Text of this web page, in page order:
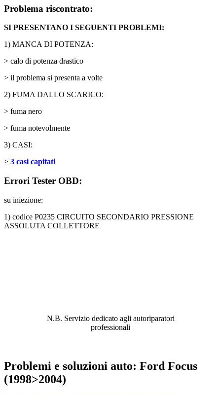
Problema riscontrato:
SI PRESENTANO I SEGUENTI PROBLEMI:
1) MANCA DI POTENZA:
> calo di potenza drastico
> il problema si presenta a volte
2) FUMA DALLO SCARICO:
> fuma nero
> fuma notevolmente
3) CASI:
> 3 casi capitati
Errori Tester OBD:
su iniezione:
1) codice P0235 CIRCUITO SECONDARIO PRESSIONE
ASSOLUTA COLLETTORE
N.B. Servizio dedicato agli autoriparatori
professionali
Problemi e soluzioni auto: Ford Focus
(1998>2004)